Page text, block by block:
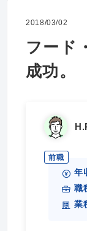
2018/03/02
フード
成功。
前職
年
職
業